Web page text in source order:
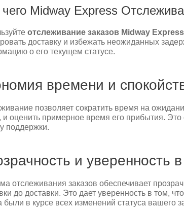
Midway Express
отслеживание заказов Midway Express
доставку и избежать неожиданных
о его текущем статусе.
времени и
позволяет сократить время на
и оценить примерное время его прибытия. Это
поддержки.
и уверенность
отслеживания заказов обеспечивает
до доставки. Это дает уверенность в том,
были в курсе всех изменений статуса вашего